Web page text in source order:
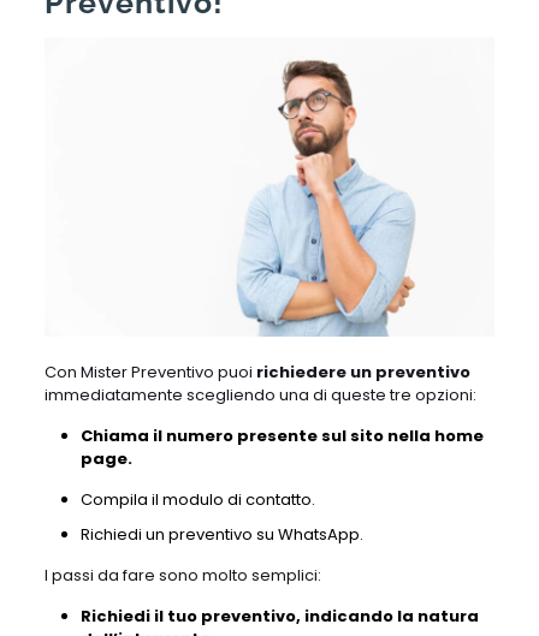
Con Mister Preventivo puoi richiedere un preventivo
immediatamente scegliendo una di queste tre opzioni:
Chiama il numero presente sul sito nella home
page.
Compila il modulo di contatto.
Richiedi un preventivo su WhatsApp.
I passi da fare sono molto semplici:
Richiedi il tuo preventivo, indicando la natura